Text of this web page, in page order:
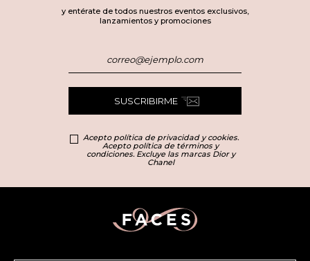
y entérate de todos nuestros eventos exclusivos,
lanzamientos y promociones
SUSCRIBIRME
Acepto política de privacidad y cookies.
Acepto política de términos y
condiciones. Excluye las marcas Dior y
Chanel